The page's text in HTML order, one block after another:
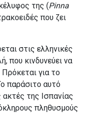
της (Pinna
που ζει
στις ελληνικές
που κινδυνεύει να
Πρόκεται για το
παράσιτο αυτό
της Ισπανίας
πληθυσμούς